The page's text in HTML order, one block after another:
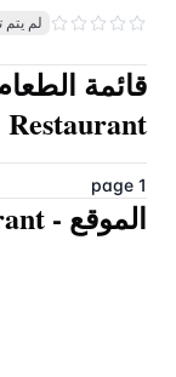
لم يتم
قائمة
Restaurant
page 1
الموقع -